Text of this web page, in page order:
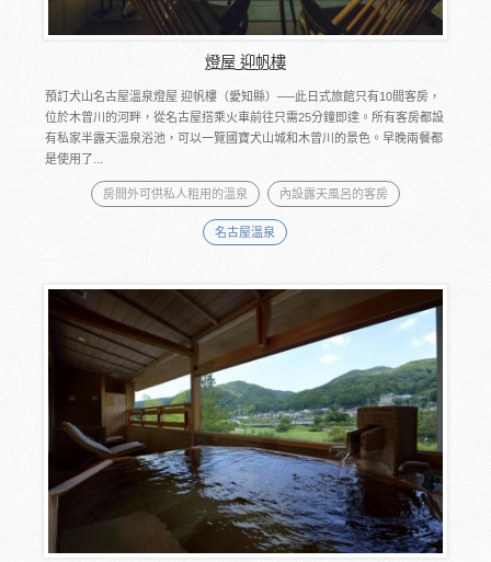
燈屋 迎帆樓
預訂犬山名古屋溫泉燈屋 迎帆樓（愛知縣）──此日式旅館只有10間客房，
位於木曾川的河畔，從名古屋搭乘火車前往只需25分鐘即達。所有客房都設
有私家半露天溫泉浴池，可以一覽國寶犬山城和木曾川的景色。早晚兩餐都
是使用了...
房間外可供私人租用的溫泉 內設露天風呂的客房
名古屋溫泉